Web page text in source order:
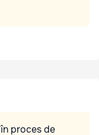
proces de